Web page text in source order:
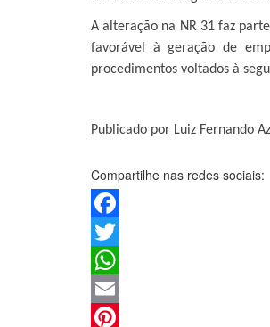
A alteração na NR 31 faz
favorável à geração de
procedimentos voltados à
Publicado por Luiz Fernando
Compartilhe nas redes sociais:
Facebook
Twitter
WhatsApp
Email